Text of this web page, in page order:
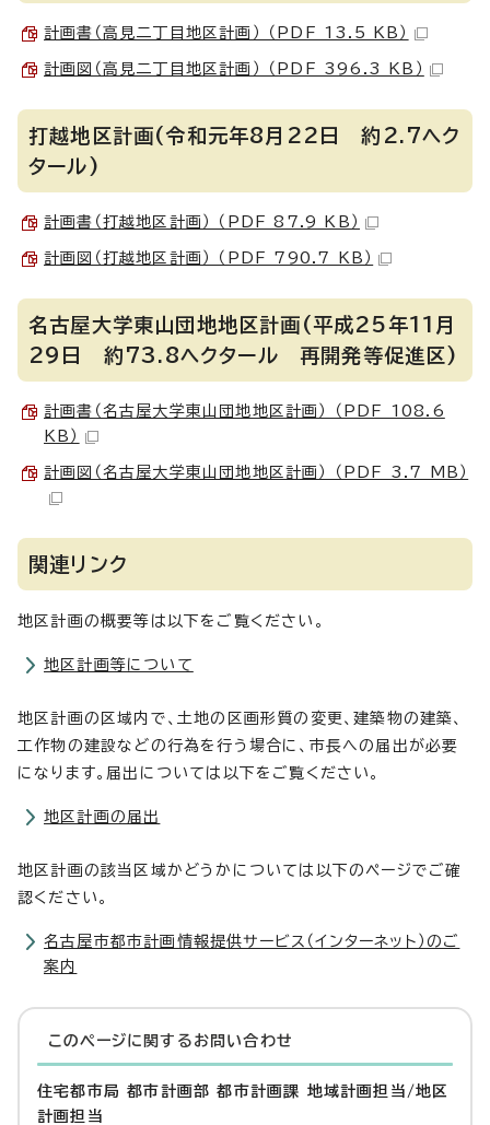
計画書（高見二丁目地区計画） （PDF 13.5 KB）
計画図（高見二丁目地区計画） （PDF 396.3 KB）
打越地区計画(令和元年8月22日 約2.7ヘク
タール)
計画書（打越地区計画） （PDF 87.9 KB）
計画図（打越地区計画） （PDF 790.7 KB）
名古屋大学東山団地地区計画(平成25年11月
29日 約73.8ヘクタール 再開発等促進区)
計画書（名古屋大学東山団地地区計画） （PDF 108.6
KB）
計画図（名古屋大学東山団地地区計画） （PDF 3.7 MB）
関連リンク
地区計画の概要等は以下をご覧ください。
地区計画等について
地区計画の区域内で、土地の区画形質の変更、建築物の建築、
工作物の建設などの行為を行う場合に、市長への届出が必要
になります。届出については以下をご覧ください。
地区計画の届出
地区計画の該当区域かどうかについては以下のページでご確
認ください。
名古屋市都市計画情報提供サービス（インターネット）のご
案内
このページに関する お問い合わせ
住宅都市局 都市計画部 都市計画課 地域計画担当/地区
計画担当